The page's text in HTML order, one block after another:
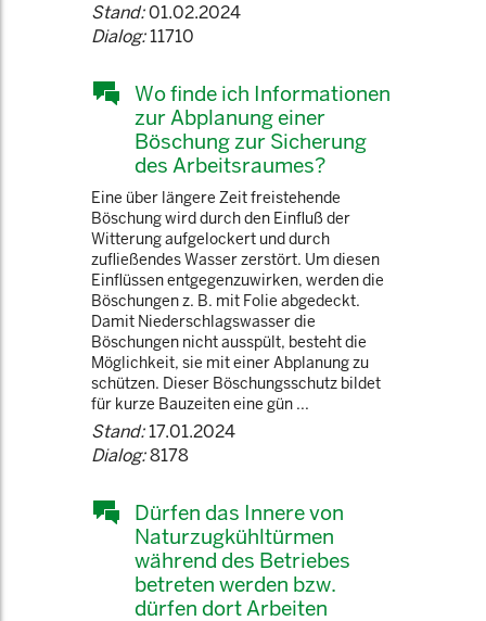
Stand:01.02.2024
Dialog:11710
Wo finde ich Informationen
zur Abplanung einer
Böschung zur Sicherung
des Arbeitsraumes?
Eine über längere Zeit freistehende
Böschung wird durch den Einfluß der
Witterung aufgelockert und durch
zufließendes Wasser zerstört. Um diesen
Einflüssen entgegenzuwirken, werden die
Böschungen z. B. mit Folie abgedeckt.
Damit Niederschlagswasser die
Böschungen nicht ausspült, besteht die
Möglichkeit, sie mit einer Abplanung zu
schützen. Dieser Böschungsschutz bildet
für kurze Bauzeiten eine gün ...
Stand:17.01.2024
Dialog:8178
Dürfen das Innere von
Naturzugkühltürmen
während des Betriebes
betreten werden bzw.
dürfen dort Arbeiten